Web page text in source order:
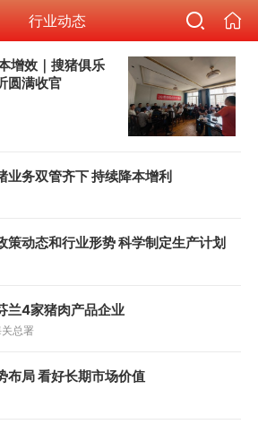
行业动态
增效｜搜猪俱乐
圆满收官
业务双管齐下 持续降本增利
策动态和行业形势 科学制定生产计划
兰4家猪肉产品企业
总署
布局 看好长期市场价值